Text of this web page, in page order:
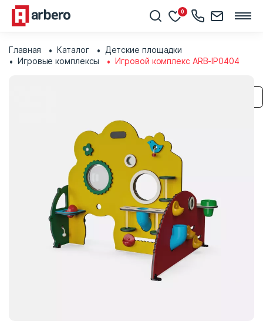
0
Главная Каталог
Детские площадки
Игровые комплексы
Игровой комплекс ARB-IP0404